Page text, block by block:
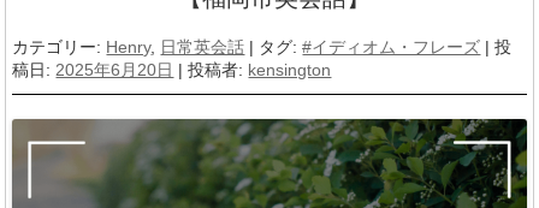
カテゴリー: Henry, 日常英会話 | タグ:#イディオム・フレーズ | 投
稿日: 2025年6月20日 |投稿者: kensington